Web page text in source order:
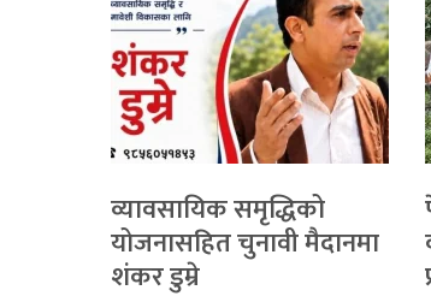
व्यावसायिक समृद्धिको
योजनासहित चुनावी मैदानमा
शंकर डुम्रे